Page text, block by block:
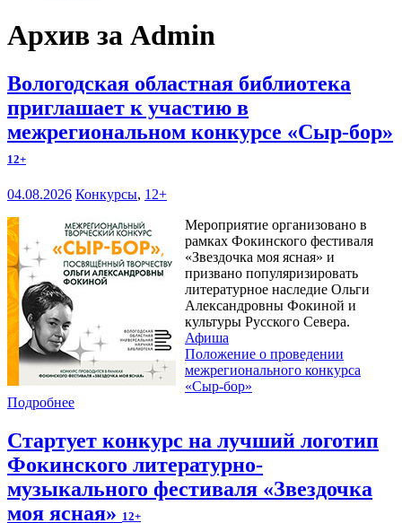
Архив за Admin
Вологодская областная библиотека
приглашает к участию в
межрегиональном конкурсе «Сыр-бор»
12+
04.08.2026 Конкурсы, 12+
Мероприятие организовано в
рамках Фокинского фестиваля
«Звездочка моя ясная» и
призвано популяризировать
литературное наследие Ольги
Александровны Фокиной и
культуры Русского Севера.
Афиша
Положение о проведении
межрегионального конкурса
«Сыр-бор»
Подробнее
Стартует конкурс на лучший логотип
Фокинского литературно-
музыкального фестиваля «Звездочка
моя ясная» 12+